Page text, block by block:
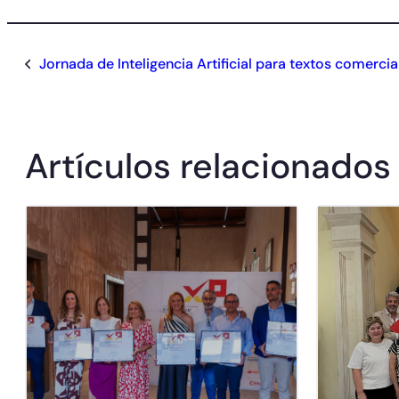
Jornada de Inteligencia Artificial para textos
Artículos relacionados